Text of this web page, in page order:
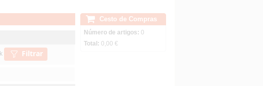
Filtrar
Cesto de Compras
Número de artigos: 0
Total: 0,00 €